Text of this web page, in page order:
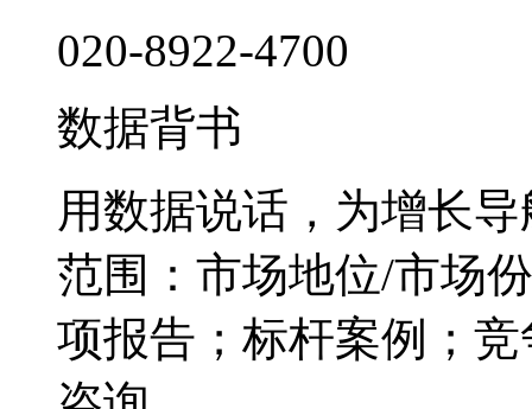
020-8922-4700
数据背书
用数据说话，为增长导
范围：市场地位/市场
项报告；标杆案例；